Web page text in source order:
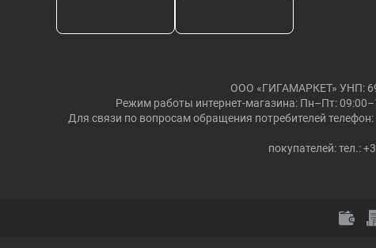
ООО «ГИГАМАРКЕТ» УНП:
Режим работы интернет-магазина: Пн–Пт:
Для связи по вопросам обращения потребителей
покупателей: тел.: